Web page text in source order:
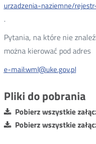
urzadzenia-naziemne/
.
Pytania, na które nie
można kierować pod adres
e-mail:wml@uke.gov.pl
Pliki do pobrania
Pobierz wszystkie
Pobierz wszystkie